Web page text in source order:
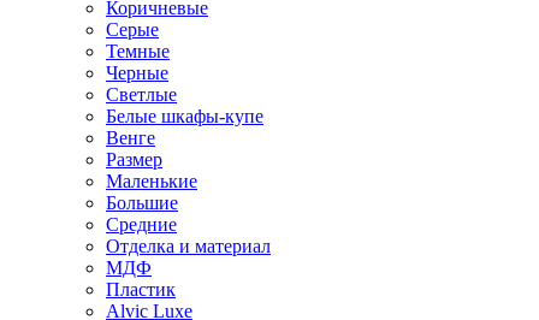
Коричневые
Серые
Темные
Черные
Светлые
Белые шкафы-купе
Венге
Размер
Маленькие
Большие
Средние
Отделка и материал
МДФ
Пластик
Alvic Luxe